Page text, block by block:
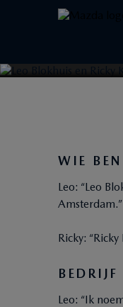
WIJ
WIE BEN
Leo: “Leo
Amsterdam.”
Ricky:
BEDRIJF
Leo: “Ik